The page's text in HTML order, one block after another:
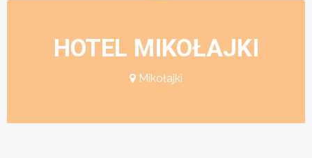
HOTEL MIKOŁAJKI
Mikołajki